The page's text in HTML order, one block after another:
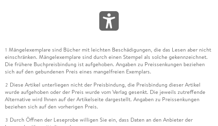
1 Mängelexemplare sind Bücher mit leichten Beschädigungen, die das Lesen aber nicht
einschränken. Mängelexemplare sind durch einen Stempel als solche gekennzeichnet.
Die frühere Buchpreisbindung ist aufgehoben. Angaben zu Preissenkungen beziehen
sich auf den gebundenen Preis eines mangelfreien Exemplars.
2 Diese Artikel unterliegen nicht der Preisbindung, die Preisbindung dieser Artikel
wurde aufgehoben oder der Preis wurde vom Verlag gesenkt. Die jeweils zutreffende
Alternative wird Ihnen auf der Artikelseite dargestellt. Angaben zu Preissenkungen
beziehen sich auf den vorherigen Preis.
3 Durch Öffnen der Leseprobe willigen Sie ein, dass Daten an den Anbieter der